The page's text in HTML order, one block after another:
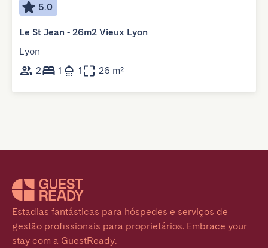
5.0
Le St Jean - 26m2 Vieux Lyon
Lyon
2
1 1 26 m²
Estadias fantásticas para hóspedes e serviços de
gestão profissionais para proprietários. Embrace your
stay com a GuestReady.